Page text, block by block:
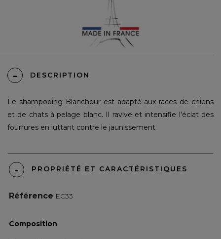
DESCRIPTION
Le shampooing Blancheurest adapté aux races de chiens
et de chats à pelage blanc. Il ravive et intensifie l'éclat des
fourrures en luttant contre le jaunissement.
PROPRIÉTÉ ET CARACTÉRISTIQUES
Référence EC33
Composition